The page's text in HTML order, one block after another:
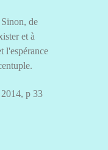
de
et à
l'espérance
p 33